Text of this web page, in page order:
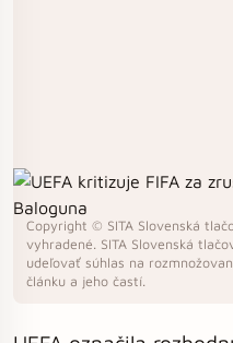
Copyright © SITA Slovenská
vyhradené. SITA Slovenská
udeľovať súhlas na
článku a jeho častí.